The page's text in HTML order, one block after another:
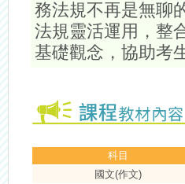
務法規不再是無聊
法規靈活運用，整
基礎觀念，協助考
科目
國文(作文)